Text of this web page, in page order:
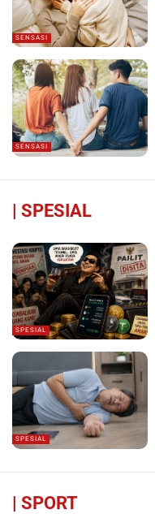
SENSASI
SENSASI
| SPESIAL
SPESIAL
SPESIAL
| SPORT